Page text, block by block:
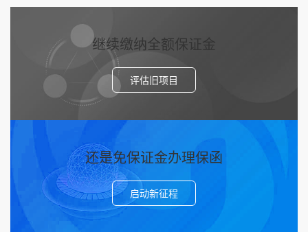
继续缴纳全额保证金
评估旧项目
还是免保证金办理保函
启动新征程